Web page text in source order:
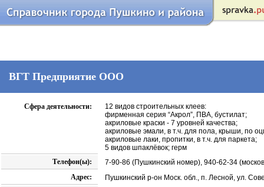
ВГТ Предприятие ООО
Сфера деятельности:
12 видов строительных клеeв:
фирменная серия “Акрол”, ПВА, бустилат;
акриловые краски - 7 уровней качества;
акриловые эмали, в т.ч. для пола, крыши, по
акриловые лаки, пропитки, в т.ч. для паркета;
5 видов шпаклёвок; герм
Телефон(ы):
7-90-86 (Пушкинский номер), 940-62-34
Адрес:
Пушкинский р-он Моск. обл., п. Лесной, ул.